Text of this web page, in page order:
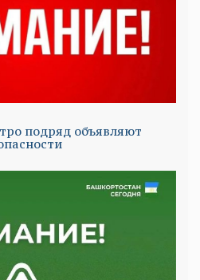
подряд объявляют